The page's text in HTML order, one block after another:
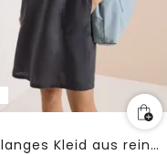
Knielanges Kleid aus reinem Leinen